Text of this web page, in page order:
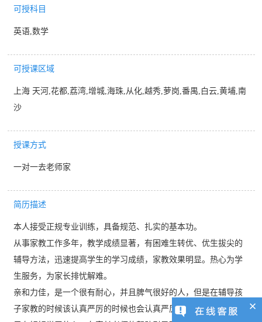
可授科目
英语,数学
可授课区域
上海 天河,花都,荔湾,增城,海珠,从化,越秀,萝岗,番禺,白云,黄埔,南
沙
授课方式
一对一去老师家
简历描述
本人接受正规专业训练，具备规范、扎实的基本功。
从事家教工作多年，教学成绩显著，有困难生转优、优生拔尖的
辅导方法，迅速提高学生的学习成绩，家教效果明显。热心为学
生服务，为家长排忧解难。
亲和力佳，是一个很有耐心，并且脾气很好的人，但是在辅导孩
子家教的时候该认真严厉的时候也会认真严厉。我觉得，只要孩